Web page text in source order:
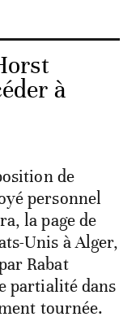
à
de
personnel
la page de
Unis à Alger,
Rabat
partialité dans
tournée.